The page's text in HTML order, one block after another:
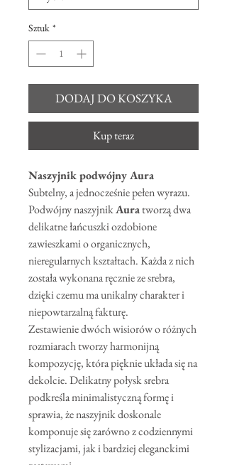
Sztuk *
DODAJ DO KOSZYKA
Kup teraz
Naszyjnik podwójny Aura
Subtelny, a jednocześnie pełen wyrazu.
Podwójny naszyjnikAuratworzą dwa
delikatne łańcuszki ozdobione
zawieszkami o organicznych,
nieregularnych kształtach. Każda z nich
została wykonana ręcznie ze srebra,
dzięki czemu ma unikalny charakter i
niepowtarzalną fakturę.
Zestawienie dwóch wisiorów o różnych
rozmiarach tworzy harmonijną
kompozycję, która pięknie układa się na
dekolcie. Delikatny połysk srebra
podkreśla minimalistyczną formę i
sprawia, że naszyjnik doskonale
komponuje się zarówno z codziennymi
stylizacjami, jak i bardziej eleganckimi